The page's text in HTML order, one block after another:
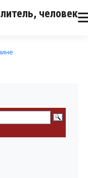
человек